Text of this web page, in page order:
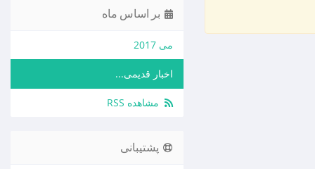
بر اساس ماه
می 2017
اخبار قدیمی...
مشاهده RSS
پشتیبانی